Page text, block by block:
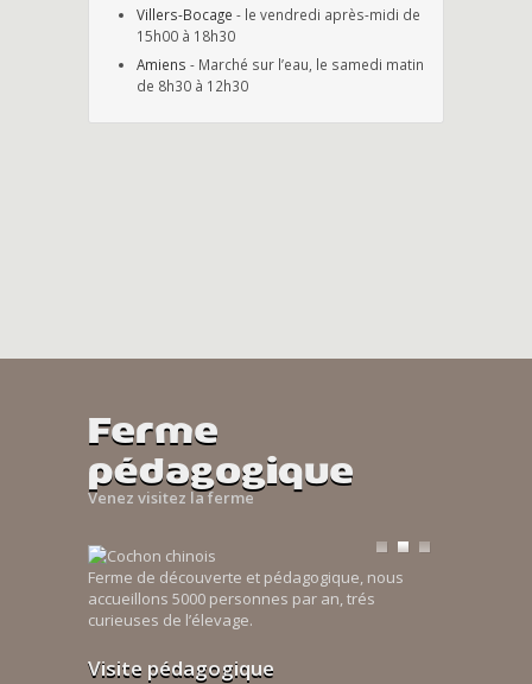
Villers-Bocage - le vendredi après-midi de
15h00 à 18h30
Amiens - Marché sur l’eau, le samedi matin
de 8h30 à 12h30
Ferme
pédagogique
Venez visitez la ferme
Ferme de découverte et pédagogique, nous
accueillons 5000 personnes par an, trés
curieuses de l’élevage.
Visite pédagogique